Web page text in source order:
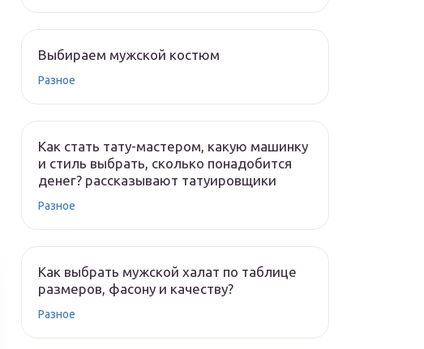
Выбираем мужской костюм
Разное
Как стать тату-мастером, какую машинку
и стиль выбрать, сколько понадобится
денег? рассказывают татуировщики
Разное
Как выбрать мужской халат по таблице
размеров, фасону и качеству?
Разное